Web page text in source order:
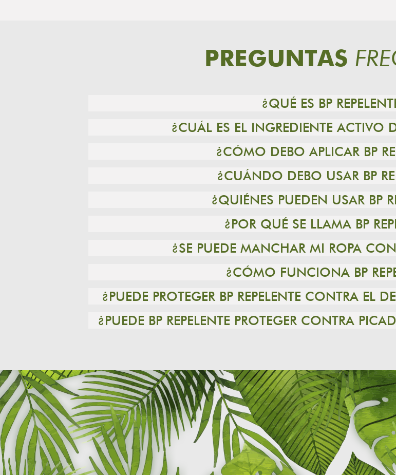
PREGUNTAS
¿QUÉ ES BP
¿CUÁL ES EL INGREDIENTE ACTIVO
¿CÓMO DEBO APLICAR BP
¿CUÁNDO DEBO USAR BP
¿QUIÉNES PUEDEN USAR BP
¿POR QUÉ SE LLAMA BP
¿SE PUEDE MANCHAR MI ROPA
¿CÓMO FUNCIONA BP
¿PUEDE PROTEGER BP REPELENTE CONTRA EL
¿PUEDE BP REPELENTE PROTEGER CONTRA